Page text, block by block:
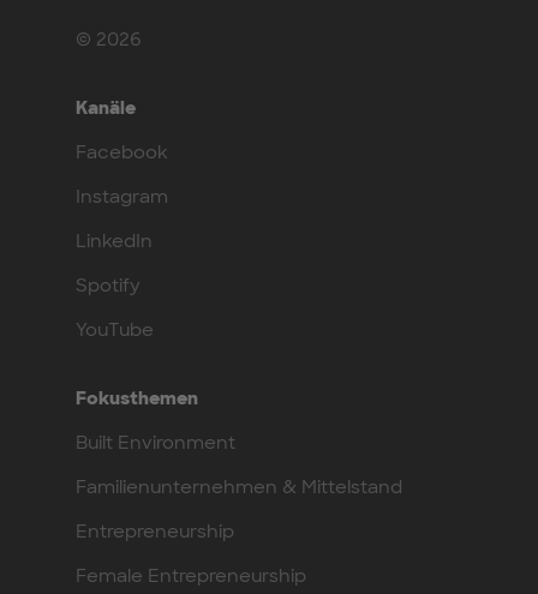
© 2026
Kanäle
Facebook
Instagram
LinkedIn
Spotify
YouTube
Fokusthemen
Built Environment
Familienunternehmen & Mittelstand
Entrepreneurship
Female Entrepreneurship